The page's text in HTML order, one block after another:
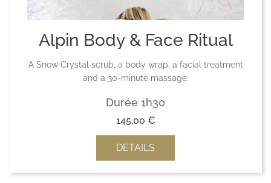
Alpin Body & Face Ritual
A Snow Crystal scrub, a body wrap, a facial treatment
and a 30-minute massage.
Durée 1h30
145,00 €
DETAILS